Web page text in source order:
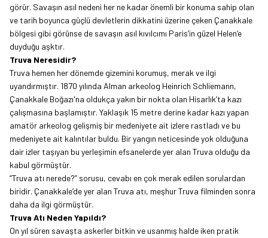
görür. Savaşın asıl nedeni her ne kadar önemli bir konuma sahip olan
ve tarih boyunca güçlü devletlerin dikkatini üzerine çeken Çanakkale
bölgesi gibi görünse de savaşın asıl kıvılcımı Paris’in güzel Helen’e
duyduğu aşktır.
Truva Neresidir?
Truva hemen her dönemde gizemini korumuş, merak ve ilgi
uyandırmıştır. 1870 yılında Alman arkeolog Heinrich Schliemann,
Çanakkale Boğazı'na oldukça yakın bir nokta olan Hisarlık’ta kazı
çalışmasına başlamıştır. Yaklaşık 15 metre derine kadar kazı yapan
amatör arkeolog gelişmiş bir medeniyete ait izlere rastladı ve bu
medeniyete ait kalıntılar buldu. Bir yangın neticesinde yok olduğuna
dair izler taşıyan bu yerleşimin efsanelerde yer alan Truva olduğu da
kabul görmüştür.
“Truva atı nerede?” sorusu, cevabı en çok merak edilen sorulardan
biridir. Çanakkale’de yer alan Truva atı, meşhur Truva filminden sonra
daha da ilgi görmüştür.
Truva Atı Neden Yapıldı?
On yıl süren savaşta askerler bitkin ve usanmış halde iken pratik